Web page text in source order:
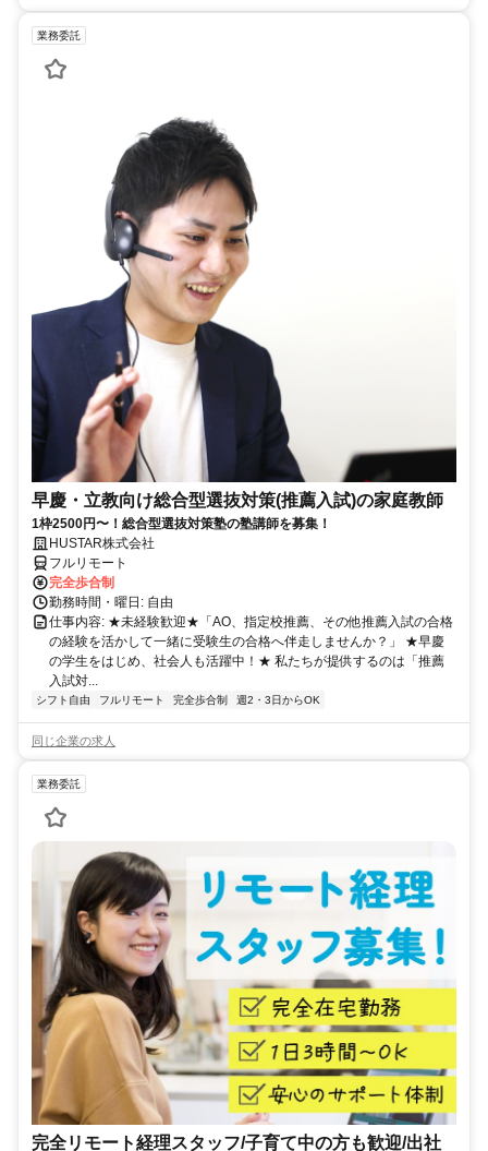
業務委託
早慶・立教向け総合型選抜対策(推薦入試)の家庭教師
1枠2500円〜！総合型選抜対策塾の塾講師を募集！
HUSTAR株式会社
フルリモート
完全歩合制
勤務時間・曜日: 自由
仕事内容: ★未経験歓迎★「AO、指定校推薦、その他推薦入試の合格
の経験を活かして一緒に受験生の合格へ伴走しませんか？」 ★早慶
の学生をはじめ、社会人も活躍中！★ 私たちが提供するのは「推薦
入試対...
シフト自由 フルリモート 完全歩合制 週2・3日からOK
同じ企業の求人
業務委託
完全リモート経理スタッフ/子育て中の方も歓迎/出社